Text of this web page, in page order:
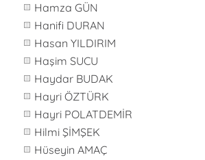
Hamza GÜN
Hanifi DURAN
Hasan YILDIRIM
Haşim SUCU
Haydar BUDAK
Hayri ÖZTÜRK
Hayri POLATDEMİR
Hilmi ŞİMŞEK
Hüseyin AMAÇ